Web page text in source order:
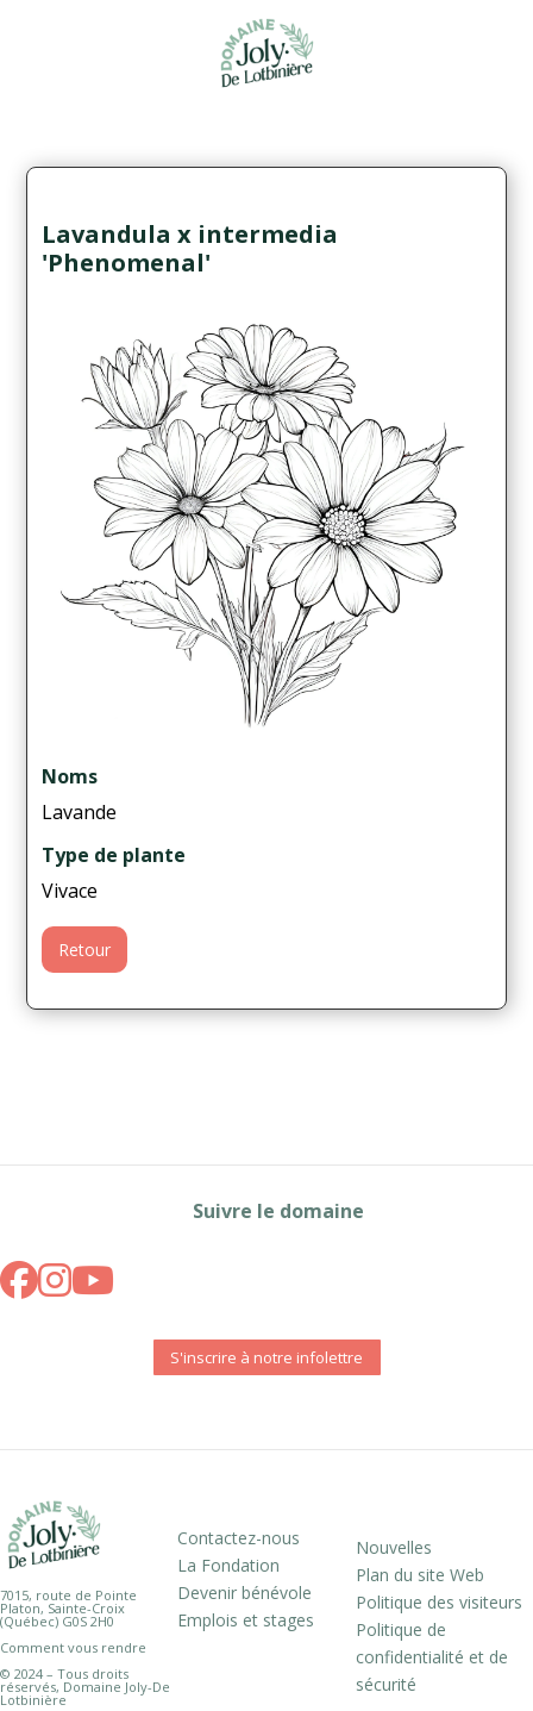
Lavandula x intermedia
'Phenomenal'
Noms
Lavande
Type de plante
Vivace
Retour
Suivre le domaine
S'inscrire à notre infolettre
7015, route de Pointe
Platon, Sainte-Croix
(Québec) G0S 2H0
Comment vous rendre
© 2024 – Tous droits
réservés, Domaine Joly-De
Lotbinière
Contactez-nous
La Fondation
Devenir bénévole
Emplois et stages
Nouvelles
Plan du site Web
Politique des visiteurs
Politique de
confidentialité et de
sécurité